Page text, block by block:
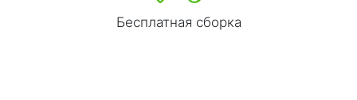
Бесплатная сборка